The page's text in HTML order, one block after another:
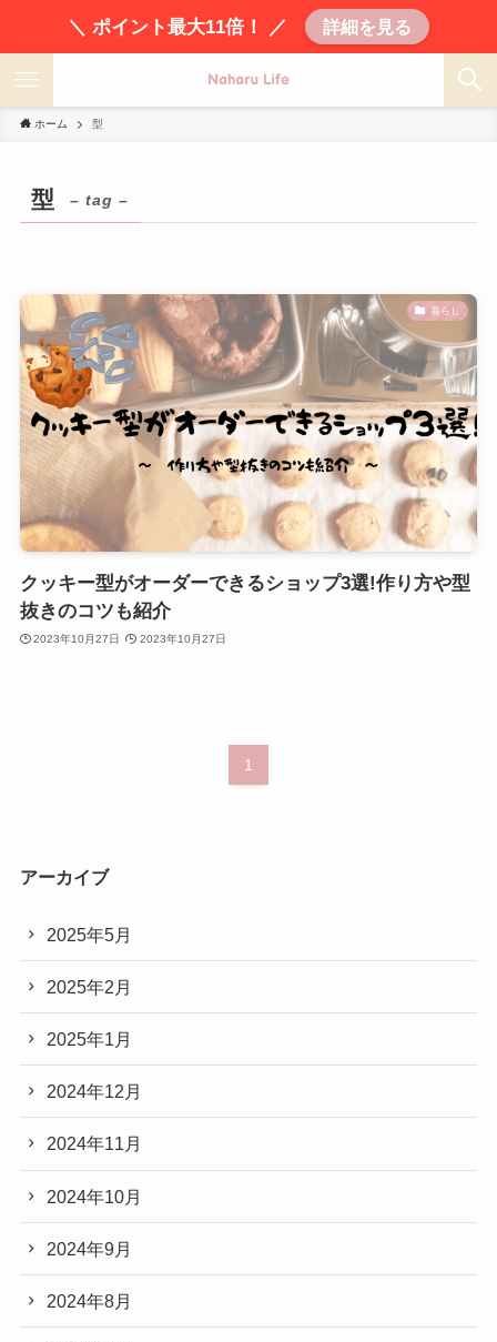
＼ ポイント最大11倍！ ／ 詳細を見る
ホーム 型
型 – tag –
暮らし
クッキー型がオーダーできるショップ3選!作り方や型
抜きのコツも紹介
2023年10月27日 2023年10月27日
1
アーカイブ
2025年5月
2025年2月
2025年1月
2024年12月
2024年11月
2024年10月
2024年9月
2024年8月